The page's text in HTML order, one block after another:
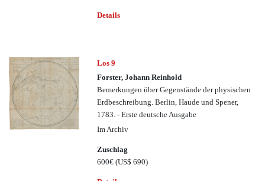
Details
Los 9
Forster, Johann Reinhold
Bemerkungen über Gegenstände der physischen
Erdbeschreibung. Berlin, Haude und Spener,
1783. - Erste deutsche Ausgabe
Im Archiv
Zuschlag
600€(US$ 690)